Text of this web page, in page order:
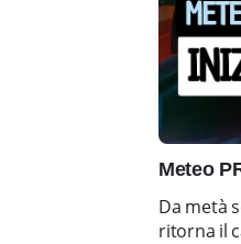
Meteo
Da metà
ritorna il